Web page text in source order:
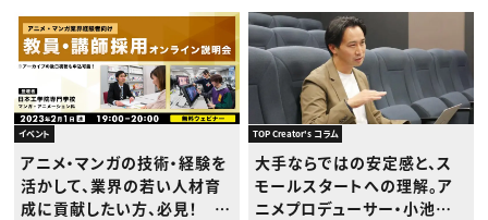
イベント
アニメ・マンガの技術・経験を
活かして、業界の若い人材育
成に貢献したい方、必見！ 教
TOP Creator's コラム
大手ならではの安定感と、ス
モールスタートへの理解。ア
ニメプロデューサー・小池隆